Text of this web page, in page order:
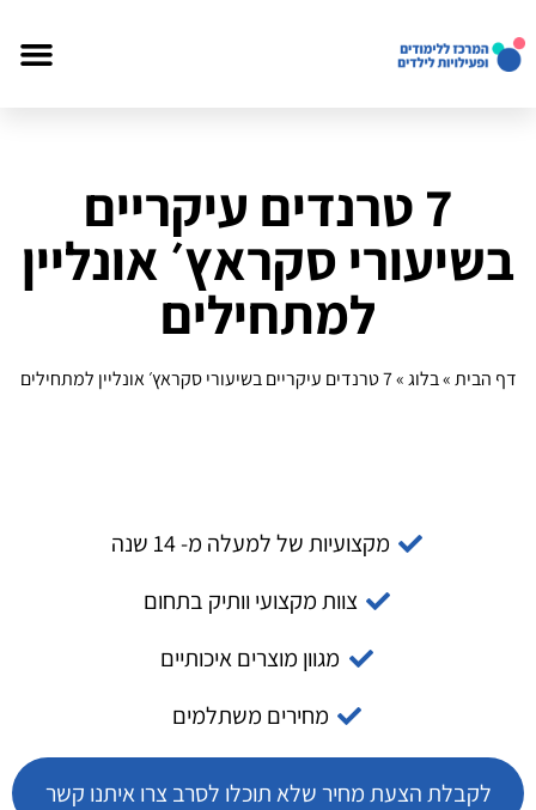
7 טרנדים עיקריים
בשיעורי סקראץ׳ אונליין
למתחילים
דף הבית»בלוג»7 טרנדים עיקריים בשיעורי סקראץ׳ אונליין למתחילים
מקצועיות של למעלה מ- 14 שנה
צוות מקצועי וותיק בתחום
מגוון מוצרים איכותיים
מחירים משתלמים
לקבלת הצעת מחיר שלא תוכלו לסרב צרו איתנו קשר